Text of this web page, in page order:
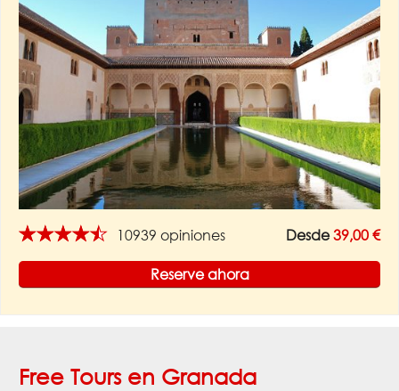
★★★★★ 10939 opiniones Desde39,00 €
Reserve ahora
Free Tours en Granada